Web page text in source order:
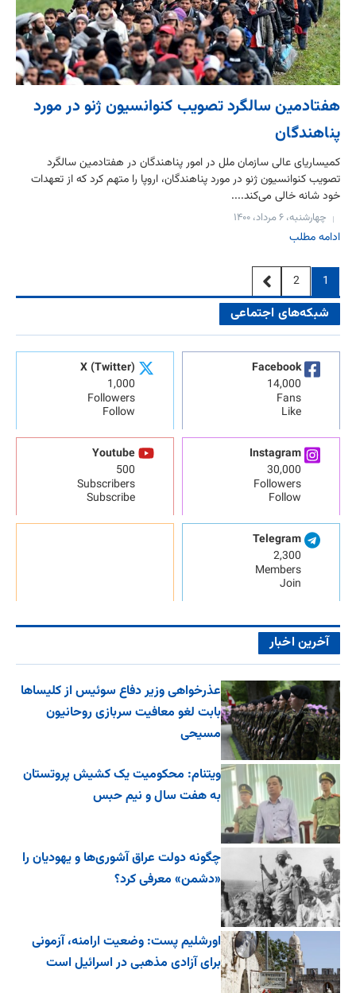
هفتادمین سالگرد تصویب کنوانسیون ژنو در مورد
پناهندگان
کمیساریای عالی سازمان ملل در امور پناهندگان در هفتادمین سالگرد
تصویب کنوانسیون ژنو در مورد پناهندگان، اروپا را متهم کرد که از تعهدات
خود شانه خالی می‌کند....
چهارشنبه، ۶ مرداد، ۱۴۰۰
ادامه مطلب
1
2
شبکه‌های اجتماعی
Facebook
14,000
Fans
Like
X (Twitter)
1,000
Followers
Follow
Instagram
30,000
Followers
Follow
Youtube
500
Subscribers
Subscribe
Telegram
2,300
Members
Join
آخرین اخبار
عذرخواهی وزیر دفاع سوئیس از کلیساها
بابت لغو معافیت سربازی روحانیون
مسیحی
ویتنام: محکومیت یک کشیش پروتستان
به هفت سال و نیم حبس
چگونه دولت عراق آشوری‌ها و یهودیان را
«دشمن» معرفی کرد؟
اورشلیم پست: وضعیت ارامنه، آزمونی
برای آزادی مذهبی در اسرائیل است